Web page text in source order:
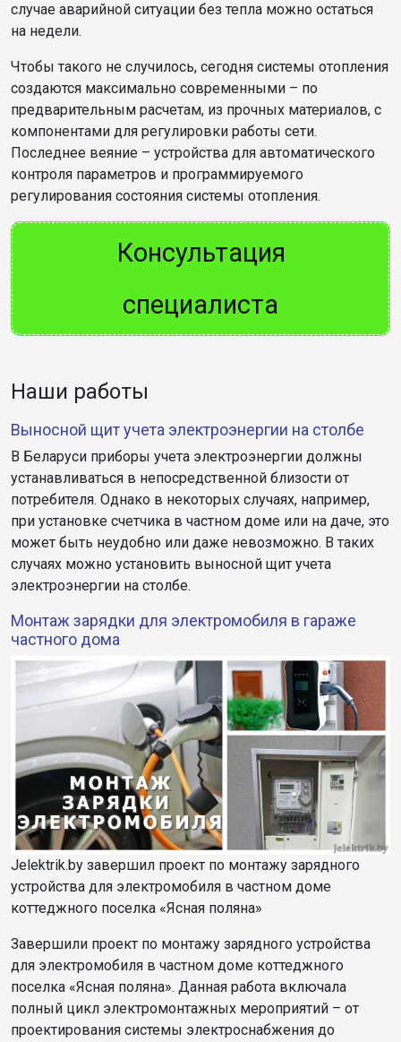
случае аварийной ситуации без тепла можно остаться
на недели.
Чтобы такого не случилось, сегодня системы отопления
создаются максимально современными – по
предварительным расчетам, из прочных материалов, с
компонентами для регулировки работы сети.
Последнее веяние – устройства для автоматического
контроля параметров и программируемого
регулирования состояния системы отопления.
Консультация
специалиста
Наши работы
Выносной щит учета электроэнергии на столбе
В Беларуси приборы учета электроэнергии должны
устанавливаться в непосредственной близости от
потребителя. Однако в некоторых случаях, например,
при установке счетчика в частном доме или на даче, это
может быть неудобно или даже невозможно. В таких
случаях можно установить выносной щит учета
электроэнергии на столбе.
Монтаж зарядки для электромобиля в гараже
частного дома
Jelektrik.by завершил проект по монтажу зарядного
устройства для электромобиля в частном доме
коттеджного поселка «Ясная поляна»
Завершили проект по монтажу зарядного устройства
для электромобиля в частном доме коттеджного
поселка «Ясная поляна». Данная работа включала
полный цикл электромонтажных мероприятий – от
проектирования системы электроснабжения до